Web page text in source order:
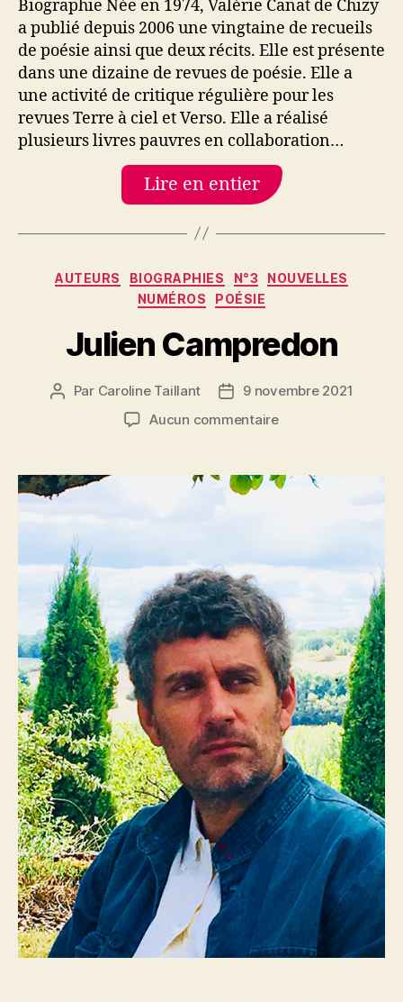
Biographie Née en 1974, Valérie Canat de Chizy
a publié depuis 2006 une vingtaine de recueils
de poésie ainsi que deux récits. Elle est présente
dans une dizaine de revues de poésie. Elle a
une activité de critique régulière pour les
revues Terre à ciel et Verso. Elle a réalisé
plusieurs livres pauvres en collaboration…
Lire en entier
Catégories
AUTEURS BIOGRAPHIES N°3
NOUVELLES
NUMÉROS
POÉSIE
Julien Campredon
Auteur
Par Caroline Taillant
Date9 novembre 2021
Aucun commentairesur